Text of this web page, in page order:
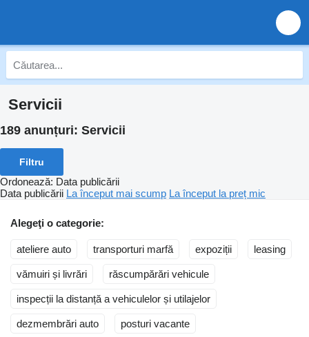
Servicii
189 anunțuri: Servicii
Filtru
Ordonează: Data publicării
Data publicării La început mai scump La început la preț mic
Alegeţi o categorie:
ateliere auto transporturi marfă expoziții leasing
vămuiri și livrări răscumpărări vehicule
inspecții la distanță a vehiculelor și utilajelor
dezmembrări auto posturi vacante